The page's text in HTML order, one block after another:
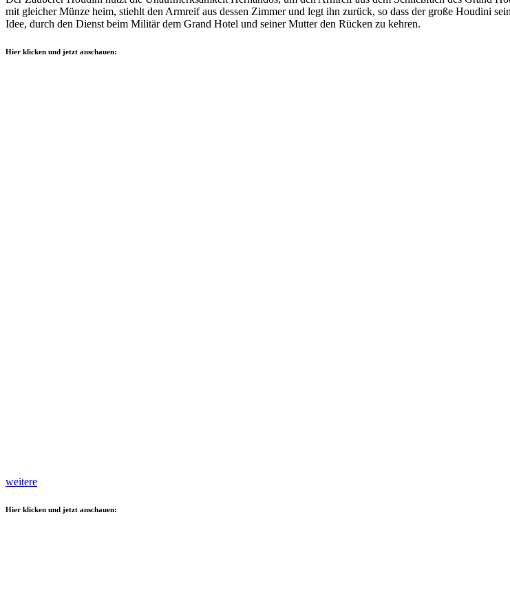
mit gleicher Münze heim, stiehlt den Armreif aus dessen Zimmer und legt ihn zurück, so dass der große Houdini
Idee, durch den Dienst beim Militär dem Grand Hotel und seiner Mutter den Rücken zu kehren.
Hier klicken und jetzt anschauen:
weitere
Hier klicken und jetzt anschauen: